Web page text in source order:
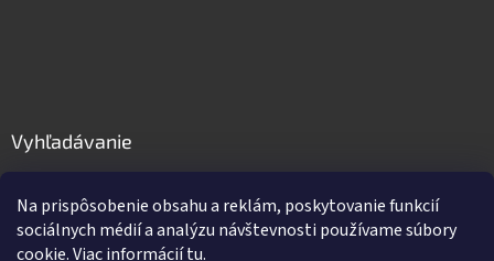
Na prispôsobenie obsahu a reklám, poskytovanie funkcií
sociálnych médií a analýzu návštevnosti používame súbory
cookie. Viac informáciítu.
Vyhľadávanie
HĽADAŤ